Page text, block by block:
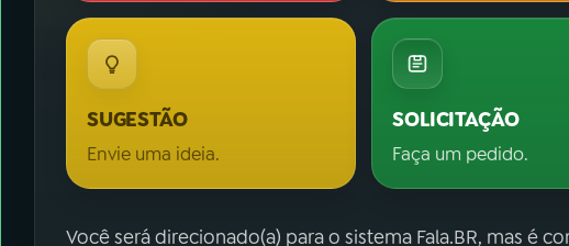
SUGESTÃO
Envie uma ideia.
SOLICITAÇÃO
Faça um pedido.
Você será direcionado(a) para o sistema Fala.BR, mas é